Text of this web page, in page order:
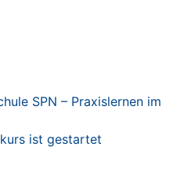
SPN – Praxislernen im
ist gestartet